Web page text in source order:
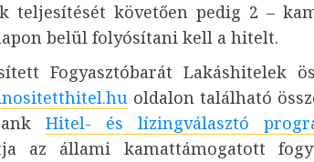
teljesítését követően pedig 2 –
belül folyósítani kell a hitelt.
Fogyasztóbarát Lakáshitelek
oldalon található
Hitel- és lízingválasztó
az állami kamattámogatott